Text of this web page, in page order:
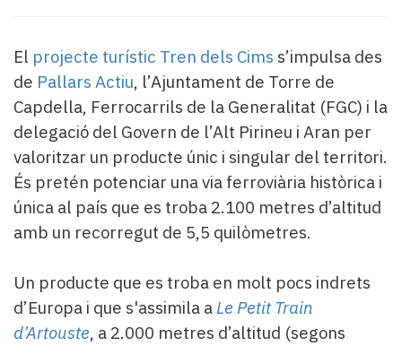
patrocinat
Lo
més
llegit...
Editorial
El projecte turístic Tren dels Cims s’impulsa des
de Pallars Actiu, l’Ajuntament de Torre de
Capdella, Ferrocarrils de la Generalitat (FGC) i la
delegació del Govern de l’Alt Pirineu i Aran per
valoritzar un producte únic i singular del territori.
És pretén potenciar una via ferroviària històrica i
única al país que es troba 2.100 metres d’altitud
amb un recorregut de 5,5 quilòmetres.
Un producte que es troba en molt pocs indrets
d’Europa i que s'assimila aLe Petit Train
d’Artouste, a 2.000 metres d’altitud (segons